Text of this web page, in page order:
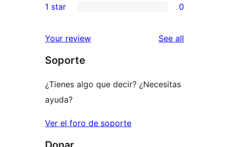
reviews
star
2-
reviews
star
reviews
1 star 0
Your review See all
Soporte
¿Tienes algo que decir? ¿Necesitas
ayuda?
Ver el foro de soporte